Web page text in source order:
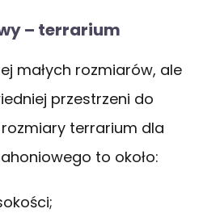
– terrarium
małych rozmiarów, ale
przestrzeni do
terrarium dla
to około: